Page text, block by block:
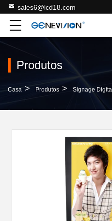
sales6@lcd18.com
Produtos
Casa > Produtos > Signage